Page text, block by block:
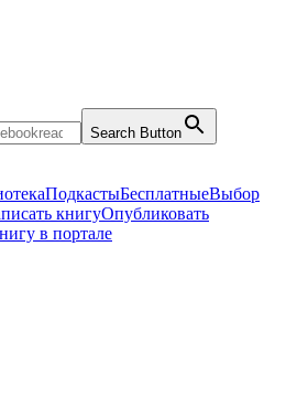
Search Button
ПодкастыБесплатныеВыбор
книгуОпубликовать
в портале